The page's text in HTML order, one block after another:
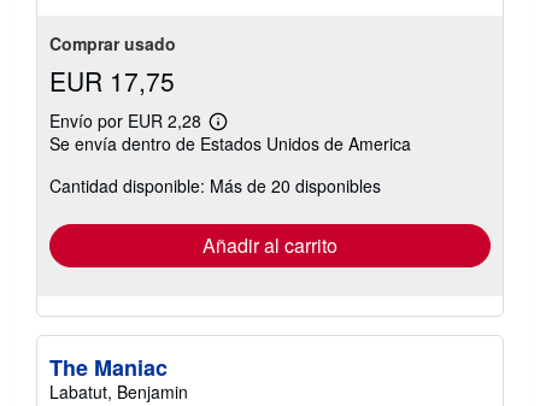
Comprar usado
EUR 17,75
Envío por EUR 2,28
Más
información
las
envío
Se envía dentro de Estados Unidos de America
Cantidad disponible: Más de 20 disponibles
Añadir al carrito
The Maniac
Labatut, Benjamin